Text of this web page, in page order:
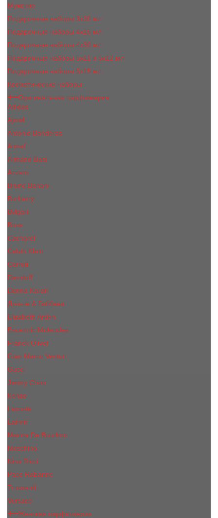
Мужские
Подарочные наборы 3х30 мл
Подарочные наборы 4x15 мл
Подарочные наборы 4x30 мл
Подарочные наборы 5x11 и 5х12 мл
Подарочные наборы 5x15 мл
Косметические наборы
Оригинальная парфюмерия
Adidas
Ajmal
Antonio Banderas
Armaf
Armand Basi
Azzaro
Bruno Banani
Burberry
Bvlgari
Boss
Cacharel
Calvin Klein
Cerruti
Davidoff
Donna Karan
Дольче & Габбана
Elizabeth Arden
Escentric Molecules
Franck Oliver
Gian Marco Venturi
Gucci
Jimmy Choo
Kenzo
Lacoste
Lanvin
Marina De Bourbon
Moschino
Nina Ricci
Paco Rabanne
Trussardi
Versace
Женская парфюмерия